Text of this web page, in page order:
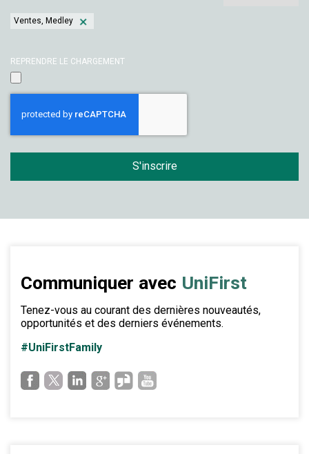
Ventes, Medley
REPRENDRE LE CHARGEMENT
S'inscrire
Communiquer avec UniFirst
Tenez-vous au courant des dernières nouveautés,
opportunités et des derniers événements.
#UniFirstFamily